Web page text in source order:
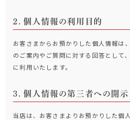
個人情報の利用目的
お客さまからお預かりした個人情報は
のご案内やご質問に対する回答として
に利用いたします。
個人情報の第三者への開
当店は、お客さまよりお預かりした個